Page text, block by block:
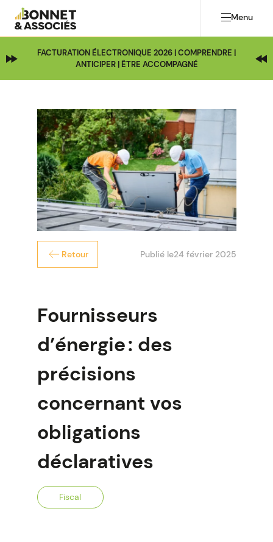
Menu
FACTURATION ÉLECTRONIQUE 2026 | COMPRENDRE |
ANTICIPER | ÊTRE ACCOMPAGNÉ
Retour Publié le24 février 2025
Fournisseurs
d’énergie : des
précisions
concernant vos
obligations
déclaratives
Fiscal